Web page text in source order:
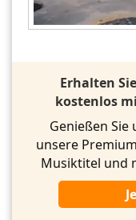
Erhalten
kostenlos
Genießen
unsere
Musiktitel und